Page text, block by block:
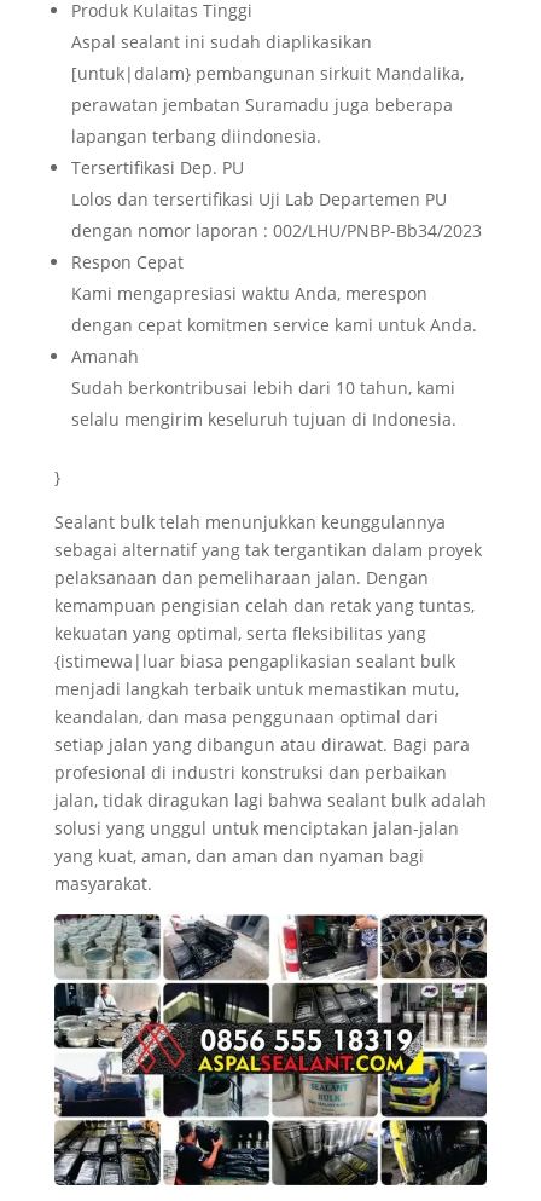
Produk Kulaitas Tinggi
Aspal sealant ini sudah diaplikasikan
[untuk|dalam} pembangunan sirkuit Mandalika,
perawatan jembatan Suramadu juga beberapa
lapangan terbang diindonesia.
Tersertifikasi Dep. PU
Lolos dan tersertifikasi Uji Lab Departemen PU
dengan nomor laporan : 002/LHU/PNBP-Bb34/2023
Respon Cepat
Kami mengapresiasi waktu Anda, merespon
dengan cepat komitmen service kami untuk Anda.
Amanah
Sudah berkontribusai lebih dari 10 tahun, kami
selalu mengirim keseluruh tujuan di Indonesia.
}
Sealant bulk telah menunjukkan keunggulannya
sebagai alternatif yang tak tergantikan dalam proyek
pelaksanaan dan pemeliharaan jalan. Dengan
kemampuan pengisian celah dan retak yang tuntas,
kekuatan yang optimal, serta fleksibilitas yang
{istimewa|luar biasa pengaplikasian sealant bulk
menjadi langkah terbaik untuk memastikan mutu,
keandalan, dan masa penggunaan optimal dari
setiap jalan yang dibangun atau dirawat. Bagi para
profesional di industri konstruksi dan perbaikan
jalan, tidak diragukan lagi bahwa sealant bulk adalah
solusi yang unggul untuk menciptakan jalan-jalan
yang kuat, aman, dan aman dan nyaman bagi
masyarakat.